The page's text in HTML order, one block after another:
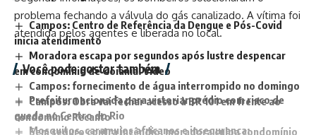
Campos: Centro de Referência da Dengue e Pós-Covid
inicia atendimento
Moradora escapa por segundos após lustre despencar
em condomínio de Goiânia. Vídeo
Campos: fornecimento de água interrompido no domingo
Campos: Obra vai fechar acesso à BR 101 em frente ao
condomínio Recanto
Sem seguro contra incêndio, moradora culpa condomínio
problema fechando a válvula do gás canalizado. A vítima foi
atendida pelos agentes e liberada no local.
Você pode gostar também
Prefeitura acionada para vistoriar prédio com risco de
queda no Centro do Rio
Mosquitos, caramujos africanos e insegurança: